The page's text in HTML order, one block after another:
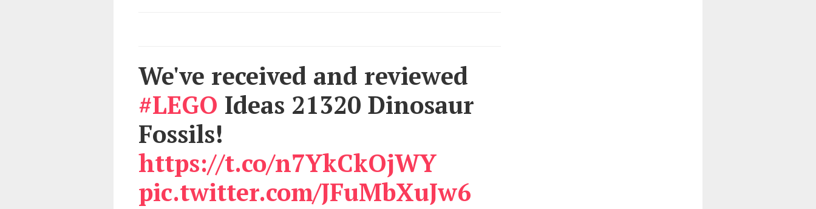
We've received and reviewed
#LEGO Ideas 21320 Dinosaur
Fossils!
https://t.co/n7YkCkOjWY
pic.twitter.com/JFuMbXuJw6